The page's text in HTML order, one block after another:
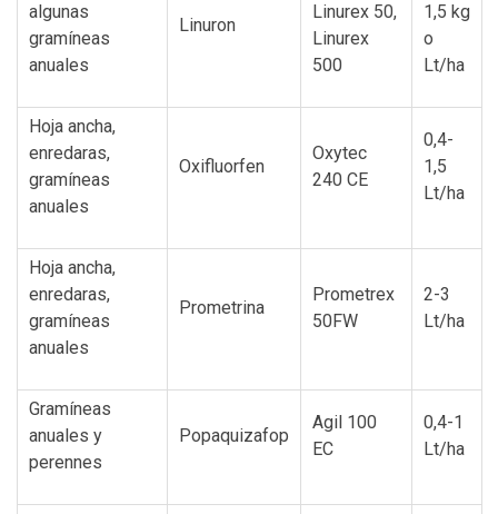
algunas
gramíneas
anuales
Linuron
Linurex 50,
Linurex
500
1,5 kg
o
Lt/ha
Hoja ancha,
enredaras,
gramíneas
anuales
Oxifluorfen
Oxytec
240 CE
0,4-
1,5
Lt/ha
Hoja ancha,
enredaras,
gramíneas
anuales
Prometrina
Prometrex
50FW
2-3
Lt/ha
Gramíneas
anuales y
perennes
Popaquizafop
Agil 100
EC
0,4-1
Lt/ha